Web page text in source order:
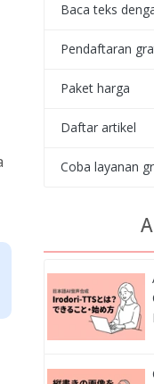
Baca teks
Pendaftaran
Paket harga
Daftar artikel
Coba layanan